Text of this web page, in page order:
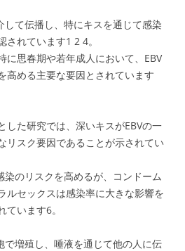
して伝播し、特にキスを通じて感染
されています1 2 4。
に思春期や若年成人において、EBV
高める主要な要因とされています
した研究では、深いキスがEBVの一
リスク要因であることが示されてい
染のリスクを高めるが、コンドーム
ルセックスは感染率に大きな影響を
ています6。
で増殖し、唾液を通じて他の人に伝